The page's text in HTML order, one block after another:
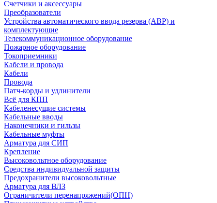
Счетчики и аксессуары
Преобразователи
Устройства автоматического ввода резерва (АВР) и
комплектующие
Телекоммуникационное оборудование
Пожарное оборудование
Токоприемники
Кабели и провода
Кабели
Провода
Патч-корды и удлинители
Всё для КПП
Кабеленесущие системы
Кабельные вводы
Наконечники и гильзы
Кабельные муфты
Арматура для СИП
Крепление
Высоковольтное оборудование
Средства индивидуальной защиты
Предохранители высоковольтные
Арматура для ВЛЗ
Ограничители перенапряжений(ОПН)